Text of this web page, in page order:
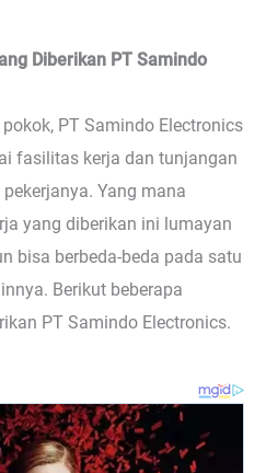
Diberikan PT Samindo
PT Samindo Electronics
fasilitas kerja dan tunjangan
Yang mana
yang diberikan ini lumayan
bisa berbeda-beda pada satu
Berikut beberapa
PT Samindo Electronics.